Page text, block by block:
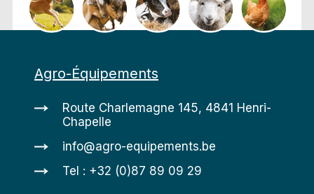
Agro-Équipements
Route Charlemagne 145, 4841 Henri-
Chapelle
info@agro-equipements.be
Tel : +32 (0)87 89 09 29